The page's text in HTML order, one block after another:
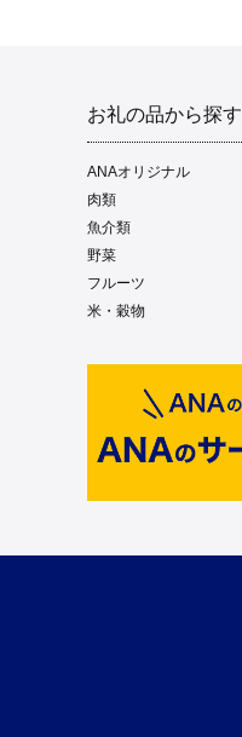
お礼の品から探す
ANAオリジナル
肉類
魚介類
野菜
フルーツ
米・穀物